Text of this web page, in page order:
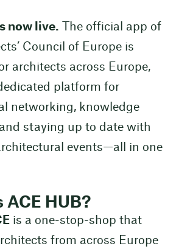
now live. The official app of
Council of Europe is
architects across Europe,
platform for
networking, knowledge
staying up to date with
events—all in one
ACE HUB?
is a one-stop-shop that
from across Europe